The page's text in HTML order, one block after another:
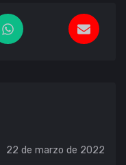
22 de marzo de 2022